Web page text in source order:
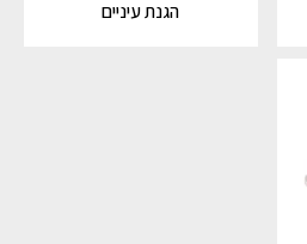
הגנת עיניים